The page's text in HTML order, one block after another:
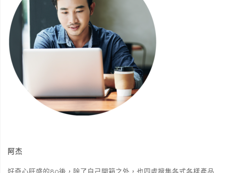
墊
推
薦：
得
先
阿杰
好奇心旺盛的80後，除了自己開箱之外，也四處搜集各式各樣產品